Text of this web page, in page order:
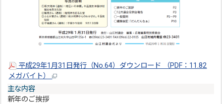
平成29年1月31日発行（No.64）ダウンロード （PDF：11.82
メガバイト）
主な内容
新年のご挨拶